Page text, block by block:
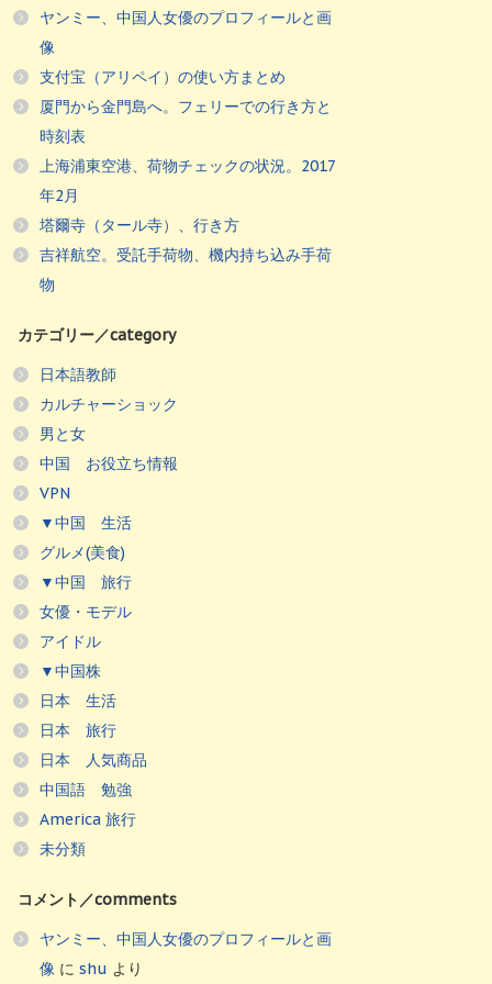
ヤンミー、中国人女優のプロフィールと画
像
支付宝（アリペイ）の使い方まとめ
厦門から金門島へ。フェリーでの行き方と
時刻表
上海浦東空港、荷物チェックの状況。2017
年2月
塔爾寺（タール寺）、行き方
吉祥航空。受託手荷物、機内持ち込み手荷
物
カテゴリー／category
日本語教師
カルチャーショック
男と女
中国 お役立ち情報
VPN
▼中国 生活
グルメ(美食)
▼中国 旅行
女優・モデル
アイドル
▼中国株
日本 生活
日本 旅行
日本 人気商品
中国語 勉強
America 旅行
未分類
コメント／comments
ヤンミー、中国人女優のプロフィールと画
像 に shu より